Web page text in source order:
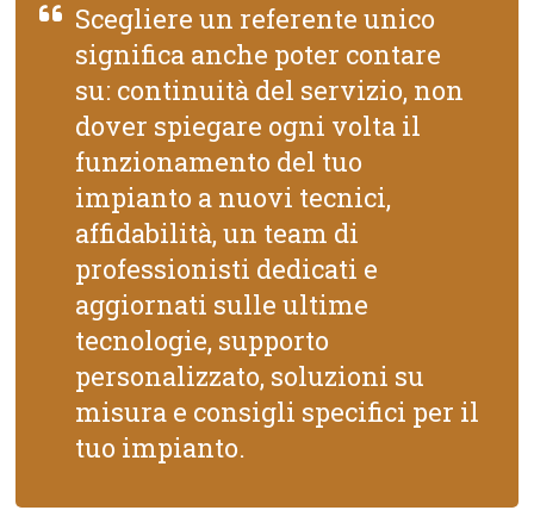
Scegliere un referente unico
significa anche poter contare
su: continuità del servizio, non
dover spiegare ogni volta il
funzionamento del tuo
impianto a nuovi tecnici,
affidabilità, un team di
professionisti dedicati e
aggiornati sulle ultime
tecnologie, supporto
personalizzato, soluzioni su
misura e consigli specifici per il
tuo impianto.